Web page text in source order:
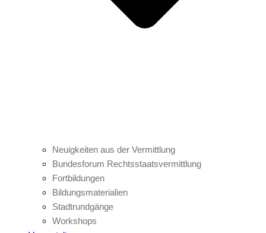
Neuigkeiten aus der Vermittlung
Bundesforum Rechtsstaatsvermittlung
Fortbildungen
Bildungsmaterialien
Stadtrundgänge
Workshops